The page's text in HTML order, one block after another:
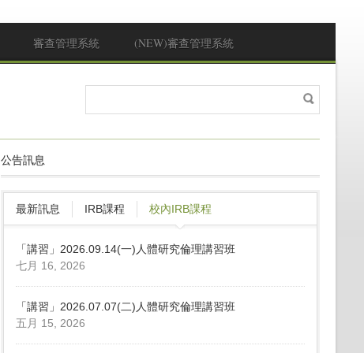
審查管理系統 (NEW)審查管理系統
搜尋表單
搜
尋
公告訊息
最新訊息 IRB課程 校內IRB課程
「講習」2026.09.14(一)人體研究倫理講習班
七月 16, 2026
「講習」2026.07.07(二)人體研究倫理講習班
五月 15, 2026